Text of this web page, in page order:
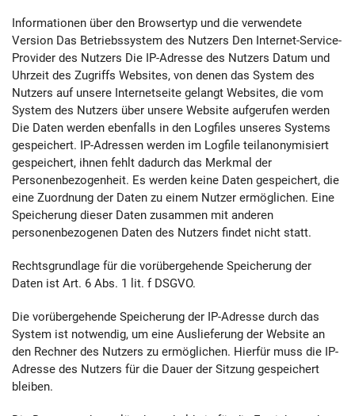
Informationen über den Browsertyp und die verwendete
Version Das Betriebssystem des Nutzers Den Internet-Service-
Provider des Nutzers Die IP-Adresse des Nutzers Datum und
Uhrzeit des Zugriffs Websites, von denen das System des
Nutzers auf unsere Internetseite gelangt Websites, die vom
System des Nutzers über unsere Website aufgerufen werden
Die Daten werden ebenfalls in den Logfiles unseres Systems
gespeichert. IP-Adressen werden im Logfile teilanonymisiert
gespeichert, ihnen fehlt dadurch das Merkmal der
Personenbezogenheit. Es werden keine Daten gespeichert, die
eine Zuordnung der Daten zu einem Nutzer ermöglichen. Eine
Speicherung dieser Daten zusammen mit anderen
personenbezogenen Daten des Nutzers findet nicht statt.
Rechtsgrundlage für die vorübergehende Speicherung der
Daten ist Art. 6 Abs. 1 lit. f DSGVO.
Die vorübergehende Speicherung der IP-Adresse durch das
System ist notwendig, um eine Auslieferung der Website an
den Rechner des Nutzers zu ermöglichen. Hierfür muss die IP-
Adresse des Nutzers für die Dauer der Sitzung gespeichert
bleiben.